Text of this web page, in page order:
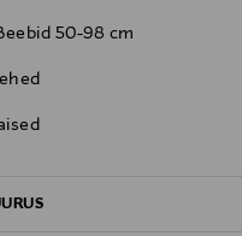
50-98 cm